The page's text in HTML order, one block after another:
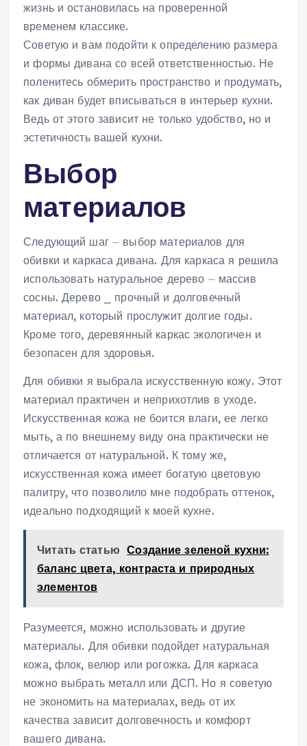
жизнь и остановилась на проверенной
временем классике.
Советую и вам подойти к определению размера
и формы дивана со всей ответственностью. Не
поленитесь обмерить пространство и продумать,
как диван будет вписываться в интерьер кухни.
Ведь от этого зависит не только удобство, но и
эстетичность вашей кухни.
Выбор
материалов
Следующий шаг ⏤ выбор материалов для
обивки и каркаса дивана. Для каркаса я решила
использовать натуральное дерево ⏤ массив
сосны. Дерево ⎯ прочный и долговечный
материал, который прослужит долгие годы.
Кроме того, деревянный каркас экологичен и
безопасен для здоровья.
Для обивки я выбрала искусственную кожу. Этот
материал практичен и неприхотлив в уходе.
Искусственная кожа не боится влаги, ее легко
мыть, а по внешнему виду она практически не
отличается от натуральной. К тому же,
искусственная кожа имеет богатую цветовую
палитру, что позволило мне подобрать оттенок,
идеально подходящий к моей кухне.
Читать статью Создание зеленой кухни:
баланс цвета, контраста и природных
элементов
Разумеется, можно использовать и другие
материалы. Для обивки подойдет натуральная
кожа, флок, велюр или рогожка. Для каркаса
можно выбрать металл или ДСП. Но я советую
не экономить на материалах, ведь от их
качества зависит долговечность и комфорт
вашего дивана.